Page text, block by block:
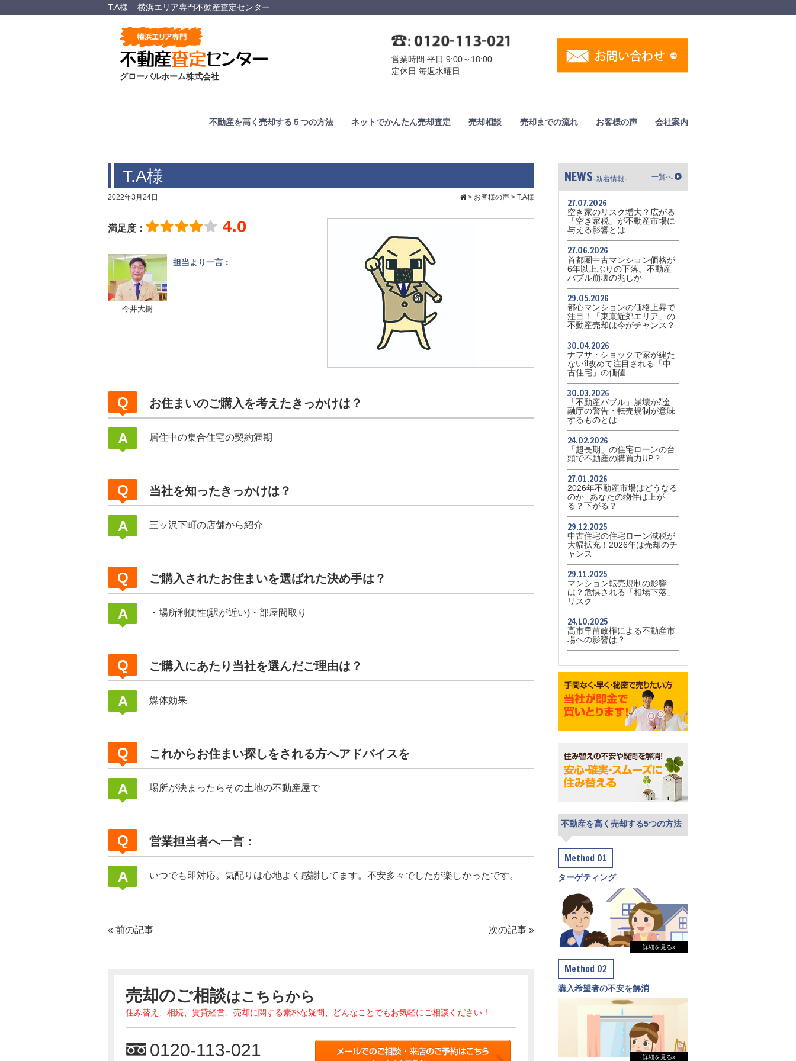
T.A様 – 横浜エリア専門不動産査定センター
グローバルホーム株式会社
営業時間 平日 9:00～18:00
定休日 毎週水曜日
不動産を高く売却する５つの方法 ネットでかんたん売却査定 売却相談 売却までの流れ お客様の声 会社案内
T.A様
> お客様の声 > T.A様
2022年3月24日
満足度：
今井大樹
担当より一言：
お住まいのご購入を考えたきっかけは？
居住中の集合住宅の契約満期
当社を知ったきっかけは？
三ッ沢下町の店舗から紹介
ご購入されたお住まいを選ばれた決め手は？
・場所利便性(駅が近い)・部屋間取り
ご購入にあたり当社を選んだご理由は？
媒体効果
これからお住まい探しをされる方へアドバイスを
場所が決まったらその土地の不動産屋で
営業担当者へ一言：
いつでも即対応。気配りは心地よく感謝してます。不安多々でしたが楽しかったです。
« 前の記事 次の記事 »
売却のご相談はこちらから
住み替え、相続、賃貸経営、売却に関する素朴な疑問、どんなことでもお気軽にご相談ください！
0120-113-021
NEWS-新着情報- 一覧へ
27.07.2026
空き家のリスク増大？広がる
「空き家税」が不動産市場に
与える影響とは
27.06.2026
首都圏中古マンション価格が
6年以上ぶりの下落。不動産
バブル崩壊の兆しか
29.05.2026
都心マンションの価格上昇で
注目！「東京近郊エリア」の
不動産売却は今がチャンス？
30.04.2026
ナフサ・ショックで家が建た
ない⁈改めて注目される「中
古住宅」の価値
30.03.2026
「不動産バブル」崩壊か⁈金
融庁の警告・転売規制が意味
するものとは
24.02.2026
「超長期」の住宅ローンの台
頭で不動産の購買力UP？
27.01.2026
2026年不動産市場はどうなる
のか─あなたの物件は上が
る？下がる？
29.12.2025
中古住宅の住宅ローン減税が
大幅拡充！2026年は売却のチ
ャンス
29.11.2025
マンション転売規制の影響
は？危惧される「相場下落」
リスク
24.10.2025
高市早苗政権による不動産市
場への影響は？
不動産を高く売却する5つの方法
Method 01
ターゲティング
詳細を見る
Method 02
購入希望者の不安を解消
詳細を見る